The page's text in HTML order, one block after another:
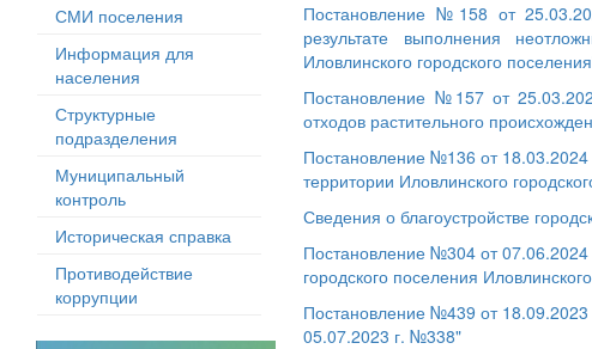
СМИ поселения
Информация для
населения
Структурные
подразделения
Муниципальный
контроль
Историческая справка
Противодействие
коррупции
Постановление №158 от
результате выполнения
Иловлинского городского
Постановление №157 от
отходов растительного
Постановление №136 от 18.03.2024
территории Иловлинского
Сведения о благоустройстве
Постановление №304 от 07.06.2024
городского поселения
Постановление №439 от 18.09.2023
05.07.2023 г. №338"